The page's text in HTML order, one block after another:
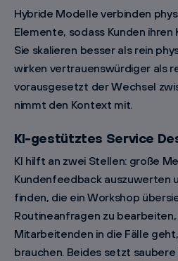
Hybride Modelle verbinden
Elemente, sodass Kunden ihren
Sie skalieren besser als rein
wirken vertrauenswürdiger als
vorausgesetzt der Wechsel
nimmt den Kontext mit.
KI-gestütztes Service
KI hilft an zwei Stellen: große
Kundenfeedback auszuwerten
finden, die ein Workshop
Routineanfragen zu
Mitarbeitenden in die Fälle
brauchen. Beides setzt